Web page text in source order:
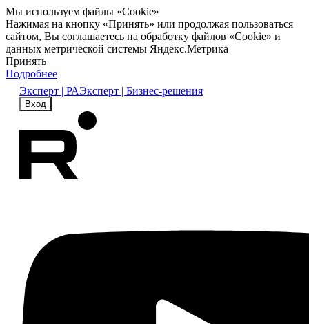
Мы используем файлы «Cookie»
Нажимая на кнопку «Принять» или продолжая пользоваться
сайтом, Вы соглашаетесь на обработку файлов «Cookie» и
данных метрической системы Яндекс.Метрика
Принять
Подробнее
Эксперт | РАЭксперт | Бизнес-решения
Вход